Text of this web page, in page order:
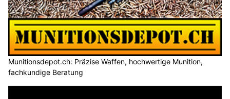
Munitionsdepot.ch: Präzise Waffen, hochwertige Munition,
fachkundige Beratung